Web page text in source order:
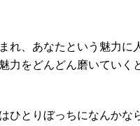
れ、あなたという魅力に
力をどんどん磨いていく
ひとりぼっちになんかな